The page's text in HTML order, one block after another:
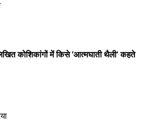
कोशिकांगों में किसे ‘आत्मघाती थैली’ कहते